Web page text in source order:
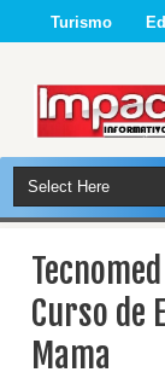
Turismo
Curso de
Mama